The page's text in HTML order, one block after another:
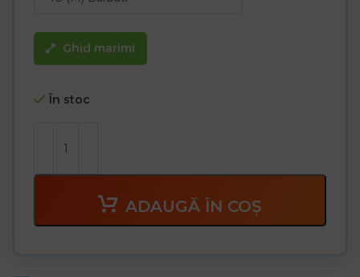
– Partea de jos a jachetei poate fi strânsă cu șnururi din interior
Ghid marimi
În stoc
ADAUGĂ ÎN COȘ